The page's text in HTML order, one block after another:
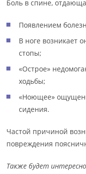
Боль в спине,
Появлением
В ноге возникает
стопы;
«Острое»
ходьбы;
«Ноющее»
сидения.
Частой причиной
повреждения
Также будет